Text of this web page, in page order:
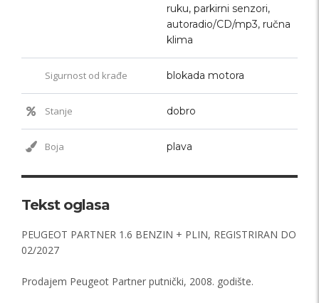
ruku, parkirni senzori,
autoradio/CD/mp3, ručna
klima
Sigurnost od krađe blokada motora
Stanje dobro
Boja plava
Tekst oglasa
PEUGEOT PARTNER 1.6 BENZIN + PLIN, REGISTRIRAN DO
02/2027
Prodajem Peugeot Partner putnički, 2008. godište.